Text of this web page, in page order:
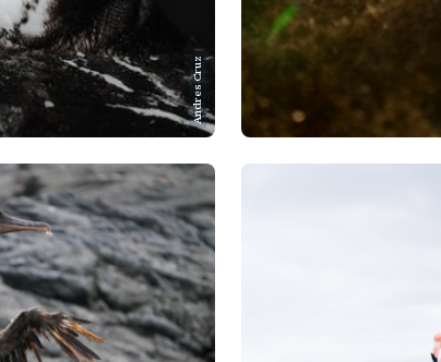
Andres Cruz